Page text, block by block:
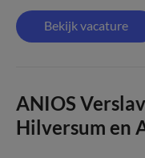
Bekijk vacature
ANIOS
Hilversum en